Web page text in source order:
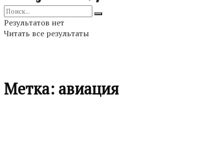
Результатов нет
Читать все результаты
Метка: авиация